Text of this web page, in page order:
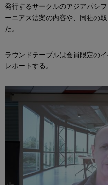
発行するサークルのアジアパシ
ーニアス法案の内容や、同社の
た。
ラウンドテーブルは会員限定の
レポートする。